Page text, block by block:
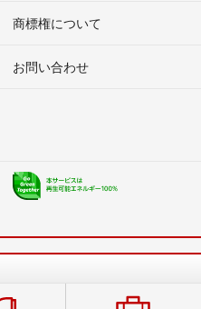
商標権について
お問い合わせ